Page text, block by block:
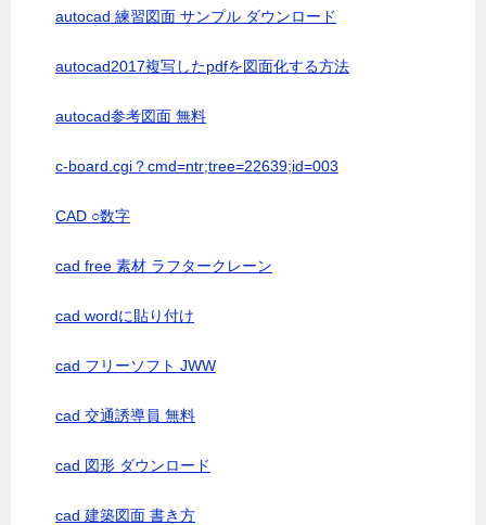
autocad 練習図面 サンプル ダウンロード
autocad2017複写したpdfを図面化する方法
autocad参考図面 無料
c-board.cgi？cmd=ntr;tree=22639;id=003
CAD ○数字
cad free 素材 ラフタークレーン
cad wordに貼り付け
cad フリーソフト JWW
cad 交通誘導員 無料
cad 図形 ダウンロード
cad 建築図面 書き方